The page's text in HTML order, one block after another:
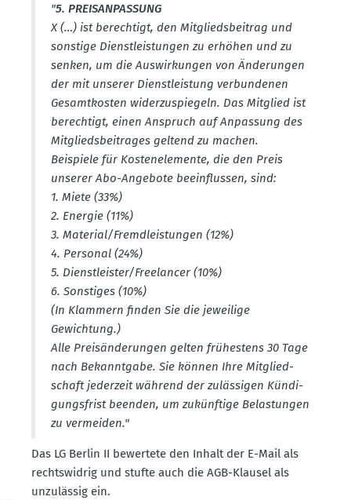
"5. PREIS­AN­PASSUNG
X (…) ist berechtigt, den Mitglieds­beitrag und
sonstige Dienst­leis­tungen zu erhöhen und zu
senken, um die Auswir­kungen von Änderungen
der mit unserer Dienst­leistung verbun­denen
Gesamt­kosten wider­zu­spiegeln. Das Mitglied ist
berechtigt, einen Anspruch auf Anpassung des
Mitglieds­bei­trages geltend zu machen.
Beispiele für Kosten­ele­mente, die den Preis
unserer Abo-Angebote beein­flussen, sind:
1. Miete (33%)
2. Energie (11%)
3. Material/Fremd­leis­tungen (12%)
4. Personal (24%)
5. Dienst­leister/Freelancer (10%)
6. Sonstiges (10%)
(In Klammern finden Sie die jeweilige
Gewichtung.)
Alle Preis­än­de­rungen gelten frühestens 30 Tage
nach Bekanntgabe. Sie können Ihre Mitglied­
schaft jederzeit während der zuläs­sigen Kündi­
gungs­frist beenden, um zukünftige Belas­tungen
zu vermeiden."
Das LG Berlin II bewertete den Inhalt der E-Mail als
rechts­widrig und stufte auch die AGB-Klausel als
unzulässig ein.